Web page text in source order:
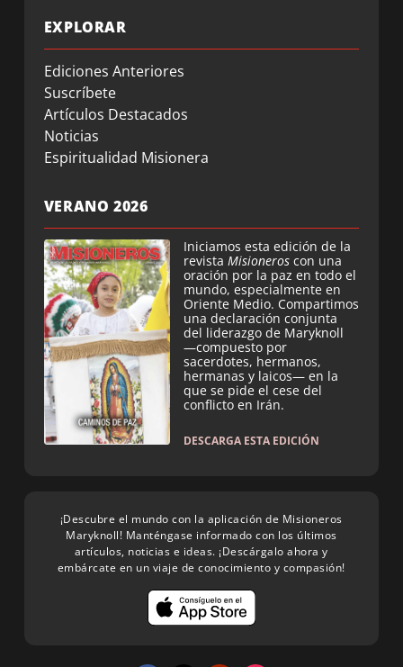
EXPLORAR
Ediciones Anteriores
Suscríbete
Artículos Destacados
Noticias
Espiritualidad Misionera
VERANO 2026
Iniciamos esta edición de la
revista Misioneros con una
oración por la paz en todo el
mundo, especialmente en
Oriente Medio. Compartimos
una declaración conjunta
del liderazgo de Maryknoll
—compuesto por
sacerdotes, hermanos,
hermanas y laicos— en la
que se pide el cese del
conflicto en Irán.
DESCARGA ESTA EDICIÓN
¡Descubre el mundo con la aplicación de Misioneros
Maryknoll! Manténgase informado con los últimos
artículos, noticias e ideas. ¡Descárgalo ahora y
embárcate en un viaje de conocimiento y compasión!